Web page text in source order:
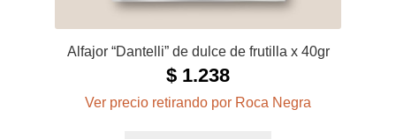
Alfajor “Dantelli” de dulce de frutilla x 40gr
$ 1.238
Ver precio retirando por Roca Negra